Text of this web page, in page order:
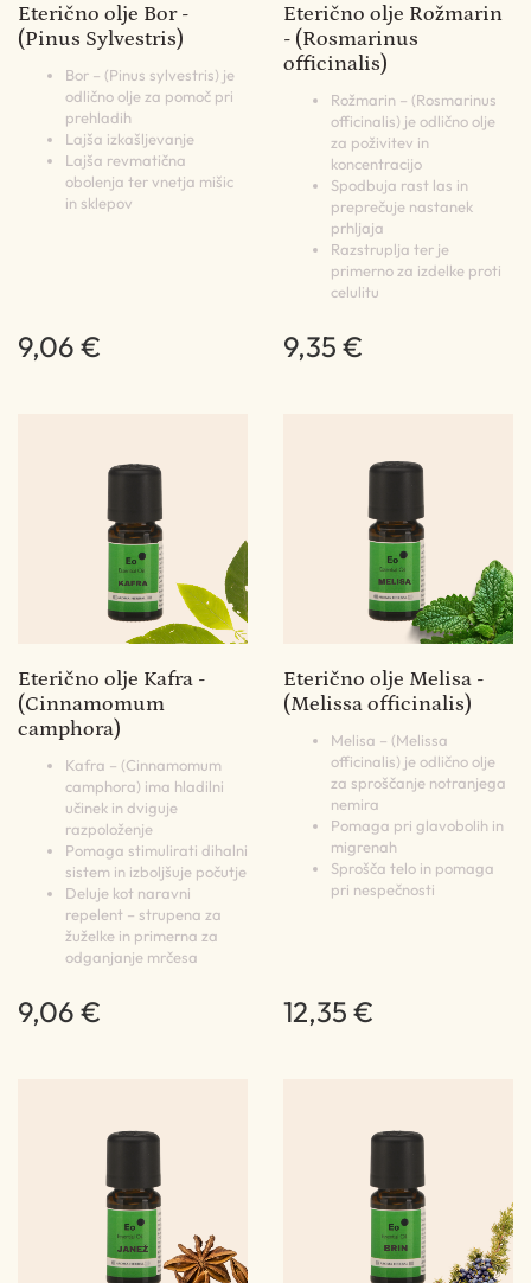
Eterično olje Bor -
(Pinus Sylvestris)
Bor – (Pinus sylvestris) je
odlično olje za pomoč pri
prehladih
Lajša izkašljevanje
Lajša revmatična
obolenja ter vnetja mišic
in sklepov
9,06 €
Eterično olje Rožmarin
- (Rosmarinus
officinalis)
Rožmarin – (Rosmarinus
officinalis) je odlično olje
za poživitev in
koncentracijo
Spodbuja rast las in
preprečuje nastanek
prhljaja
Razstruplja ter je
primerno za izdelke proti
celulitu
9,35 €
Eterično olje Kafra -
(Cinnamomum
camphora)
Kafra – (Cinnamomum
camphora) ima hladilni
učinek in dviguje
razpoloženje
Pomaga stimulirati dihalni
sistem in izboljšuje počutje
Deluje kot naravni
repelent – strupena za
žuželke in primerna za
odganjanje mrčesa
9,06 €
Eterično olje Melisa -
(Melissa officinalis)
Melisa – (Melissa
officinalis) je odlično olje
za sproščanje notranjega
nemira
Pomaga pri glavobolih in
migrenah
Sprošča telo in pomaga
pri nespečnosti
12,35 €